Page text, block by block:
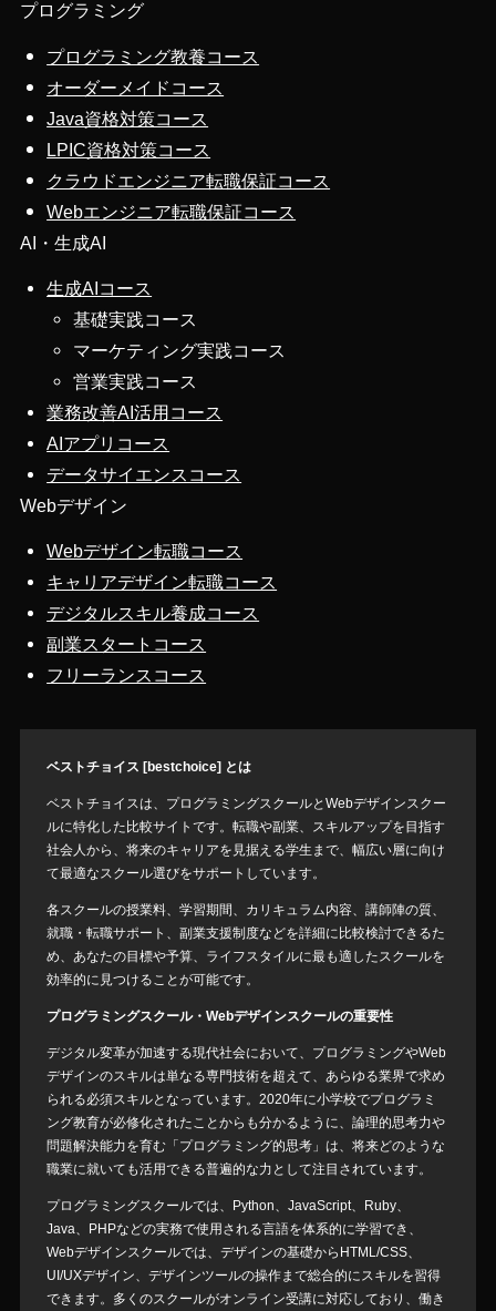
プログラミング
プログラミング教養コース
オーダーメイドコース
Java資格対策コース
LPIC資格対策コース
クラウドエンジニア転職保証コース
Webエンジニア転職保証コース
AI・生成AI
生成AIコース
基礎実践コース
マーケティング実践コース
営業実践コース
業務改善AI活用コース
AIアプリコース
データサイエンスコース
Webデザイン
Webデザイン転職コース
キャリアデザイン転職コース
デジタルスキル養成コース
副業スタートコース
フリーランスコース
ベストチョイス [bestchoice] とは
ベストチョイスは、プログラミングスクールとWebデザインスクー
ルに特化した比較サイトです。転職や副業、スキルアップを目指す
社会人から、将来のキャリアを見据える学生まで、幅広い層に向け
て最適なスクール選びをサポートしています。
各スクールの授業料、学習期間、カリキュラム内容、講師陣の質、
就職・転職サポート、副業支援制度などを詳細に比較検討できるた
め、あなたの目標や予算、ライフスタイルに最も適したスクールを
効率的に見つけることが可能です。
プログラミングスクール・Webデザインスクールの重要性
デジタル変革が加速する現代社会において、プログラミングやWeb
デザインのスキルは単なる専門技術を超えて、あらゆる業界で求め
られる必須スキルとなっています。2020年に小学校でプログラミ
ング教育が必修化されたことからも分かるように、論理的思考力や
問題解決能力を育む「プログラミング的思考」は、将来どのような
職業に就いても活用できる普遍的な力として注目されています。
プログラミングスクールでは、Python、JavaScript、Ruby、
Java、PHPなどの実務で使用される言語を体系的に学習でき、
Webデザインスクールでは、デザインの基礎からHTML/CSS、
UI/UXデザイン、デザインツールの操作まで総合的にスキルを習得
できます。多くのスクールがオンライン受講に対応しており、働き